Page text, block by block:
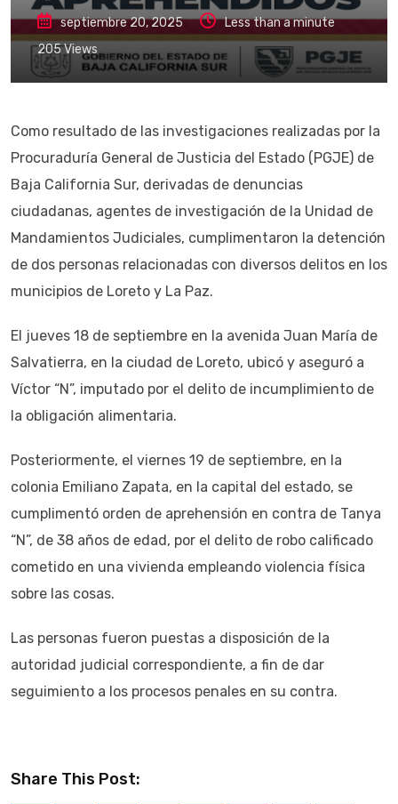
septiembre 20, 2025
Less than a minute
205Views
Como resultado de las investigaciones realizadas por la
Procuraduría General de Justicia del Estado (PGJE) de
Baja California Sur, derivadas de denuncias
ciudadanas, agentes de investigación de la Unidad de
Mandamientos Judiciales, cumplimentaron la detención
de dos personas relacionadas con diversos delitos en los
municipios de Loreto y La Paz.
El jueves 18 de septiembre en la avenida Juan María de
Salvatierra, en la ciudad de Loreto, ubicó y aseguró a
Víctor “N”, imputado por el delito de incumplimiento de
la obligación alimentaria.
Posteriormente, el viernes 19 de septiembre, en la
colonia Emiliano Zapata, en la capital del estado, se
cumplimentó orden de aprehensión en contra de Tanya
“N”, de 38 años de edad, por el delito de robo calificado
cometido en una vivienda empleando violencia física
sobre las cosas.
Las personas fueron puestas a disposición de la
autoridad judicial correspondiente, a fin de dar
seguimiento a los procesos penales en su contra.
Share This Post: